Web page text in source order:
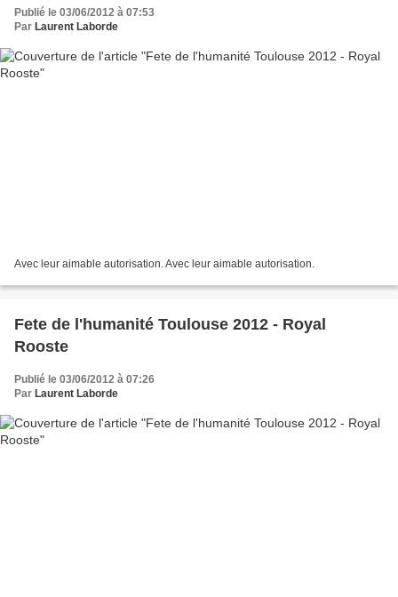
Publié le 03/06/2012 à 07:53
Par Laurent Laborde
Avec leur aimable autorisation. Avec leur aimable autorisation.
Fete de l'humanité Toulouse 2012 - Royal
Rooste
Publié le 03/06/2012 à 07:26
Par Laurent Laborde